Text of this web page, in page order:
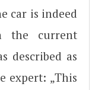
car is indeed
the current
described as
expert: „This